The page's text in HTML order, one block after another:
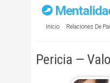
Inicio Relaciones De
Pericia —